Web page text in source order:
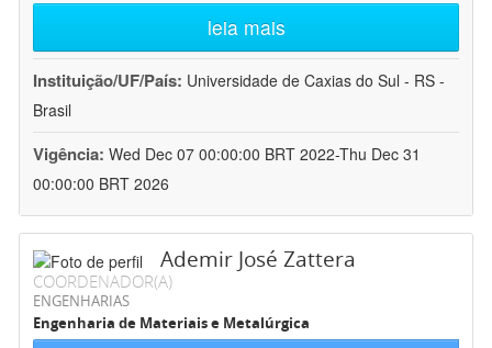
leia mais
Instituição/UF/País: Universidade de Caxias do Sul - RS -
Brasil
Vigência: Wed Dec 07 00:00:00 BRT 2022-Thu Dec 31
00:00:00 BRT 2026
Ademir José Zattera
COORDENADOR(A)
ENGENHARIAS
Engenharia de Materiais e Metalúrgica